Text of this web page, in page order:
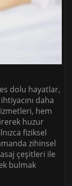
dolu hayatlar,
daha
hem
huzur
fiziksel
zihinsel
çeşitleri ile
bulmak